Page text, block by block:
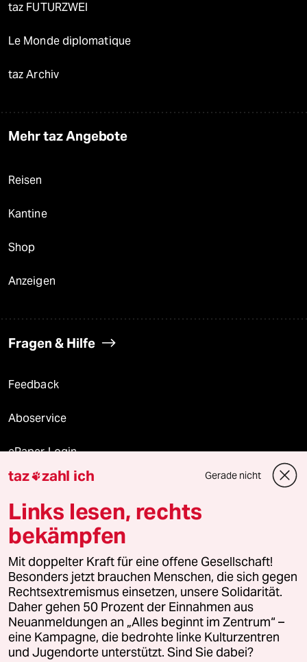
taz FUTURZWEI
Le Monde diplomatique
taz Archiv
Mehr taz Angebote
Reisen
Kantine
Shop
Anzeigen
Fragen & Hilfe
Feedback
Aboservice
ePaper Login
Downloads für Abonnierende
© 2026 taz Verlags und Vertriebs GmbH
Alle Rechte vorbehalten. Bei rechtlichen Fragen oder für Genehmigungen
wenden Sie sich bitte an
lizenzen@taz.de
Feedback Redaktionsstatut Kommune-Richtlinien
Leitlinie Informant Datenschutz Impressum AGB
taz zahl ich Gerade nicht
Links lesen, rechts
bekämpfen
Mit doppelter Kraft für eine offene Gesellschaft!
Besonders jetzt brauchen Menschen, die sich gegen
Rechtsextremismus einsetzen, unsere Solidarität.
Daher gehen 50 Prozent der Einnahmen aus
Neuanmeldungen an „Alles beginnt im Zentrum“ –
eine Kampagne, die bedrohte linke Kulturzentren
und Jugendorte unterstützt. Sind Sie dabei?